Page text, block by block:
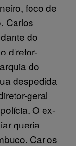
foco de
Carlos
do
diretor-
do
despedida
geral
O ex-
queria
Carlos